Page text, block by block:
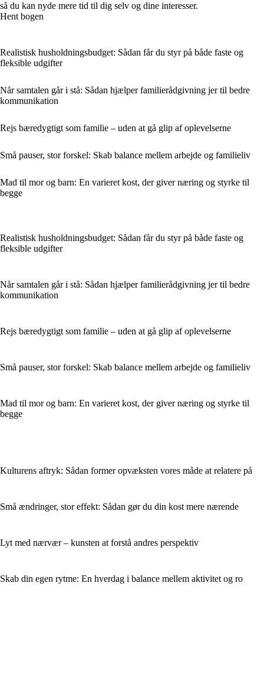
så du kan nyde mere tid til dig selv og dine interesser.
Hent bogen
Realistisk husholdningsbudget: Sådan får du styr på både faste og
fleksible udgifter
Når samtalen går i stå: Sådan hjælper familierådgivning jer til bedre
kommunikation
Rejs bæredygtigt som familie – uden at gå glip af oplevelserne
Små pauser, stor forskel: Skab balance mellem arbejde og familieliv
Mad til mor og barn: En varieret kost, der giver næring og styrke til
begge
Realistisk husholdningsbudget: Sådan får du styr på både faste og
fleksible udgifter
Når samtalen går i stå: Sådan hjælper familierådgivning jer til bedre
kommunikation
Rejs bæredygtigt som familie – uden at gå glip af oplevelserne
Små pauser, stor forskel: Skab balance mellem arbejde og familieliv
Mad til mor og barn: En varieret kost, der giver næring og styrke til
begge
Kulturens aftryk: Sådan former opvæksten vores måde at relatere på
Små ændringer, stor effekt: Sådan gør du din kost mere nærende
Lyt med nærvær – kunsten at forstå andres perspektiv
Skab din egen rytme: En hverdag i balance mellem aktivitet og ro